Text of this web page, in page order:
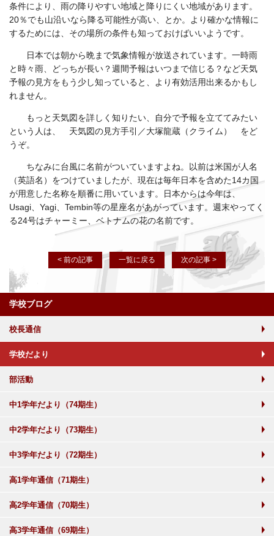
条件により、雨の降りやすい地域と降りにくい地域があります。
20％でも山沿いなら降る可能性が高い、とか。より確かな情報に
するためには、その場所の条件も知っておけばいいようです。
日本では朝から晩まで気象情報が放送されています。一時雨
と時々雨、どっちが長い？週間予報はいつまで信じる？など天気
予報の見方をもう少し知っていると、より有効活用出来るかもし
れません。
もっと天気図を詳しく知りたい、自分で予報を立ててみたい
という人は、 天気図の見方手引／大塚龍蔵（クライム） をど
うぞ。
ちなみに台風に名前がついていますよね。以前は米国が人名
（英語名）をつけていましたが、現在は毎年日本を含めた14カ国
が用意した名称を順番に用いています。日本からは今年は、
Usagi、Yagi、Tembin等の星座名があがっています。週末やってく
る24号はチャーミー、ベトナムの花の名前です。
< 前の記事 一覧に戻る 次の記事 >
学校ブログ
校長通信
学校だより
部活動
中1学年だより（74期生）
中2学年だより（73期生）
中3学年だより（72期生）
高1学年通信（71期生）
高2学年通信（70期生）
高3学年通信（69期生）